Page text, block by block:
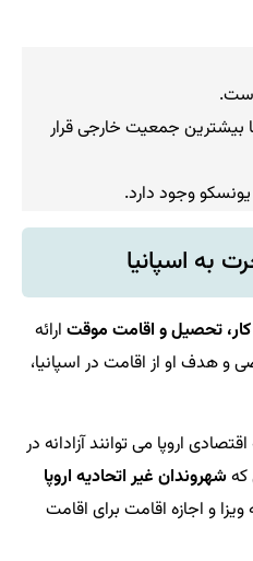
اروپایی با بیشترین جمعیت خارجی قرار
به اسپانیا
کار، تحصیل و اقامت موقت ارائه
هدف او از اقامت در اسپانیا،
اروپا می توانند آزادانه در
که شهروندان غیر اتحادیه اروپا
و اجازه اقامت برای اقامت